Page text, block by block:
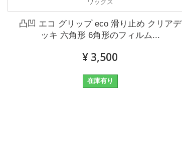
凸凹 エコ グリップ eco 滑り止め クリアデ
ッキ 六角形 6角形のフィルム...
¥ 3,500
在庫有り